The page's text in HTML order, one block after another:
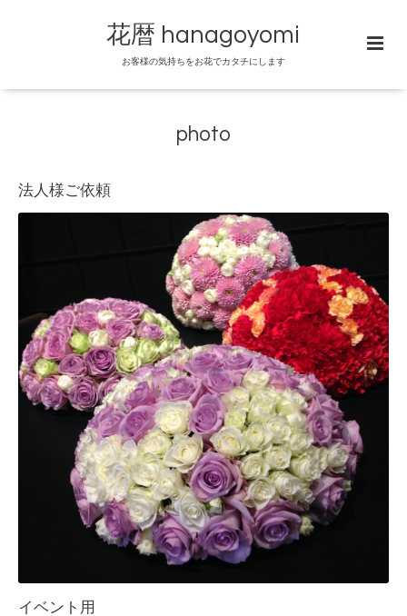
花暦 hanagoyomi
お客様の気持ちをお花でカタチにします
photo
法人様ご依頼
イベント用